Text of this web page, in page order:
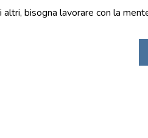
bisogna lavorare con la